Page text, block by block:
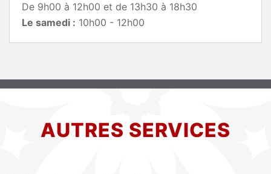
De 9h00 à 12h00 et de 13h30 à 18h30
Le samedi : 10h00 - 12h00
AUTRES SERVICES